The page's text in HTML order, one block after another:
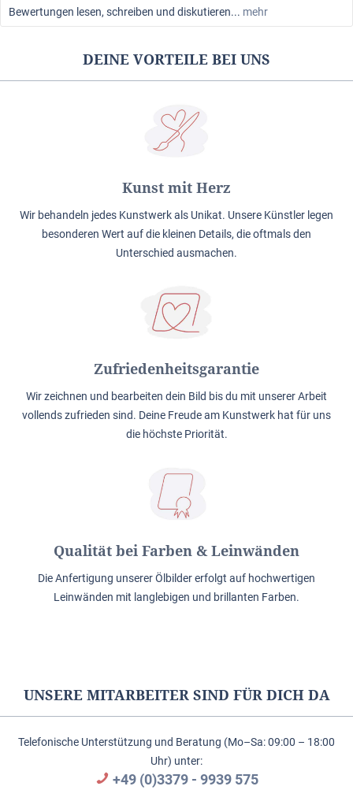
Bewertungen lesen, schreiben und diskutieren... mehr
DEINE VORTEILE BEI UNS
Kunst mit Herz
Wir behandeln jedes Kunstwerk als Unikat. Unsere Künstler legen
besonderen Wert auf die kleinen Details, die oftmals den
Unterschied ausmachen.
Zufriedenheitsgarantie
Wir zeichnen und bearbeiten dein Bild bis du mit unserer Arbeit
vollends zufrieden sind. Deine Freude am Kunstwerk hat für uns
die höchste Priorität.
Qualität bei Farben & Leinwänden
Die Anfertigung unserer Ölbilder erfolgt auf hochwertigen
Leinwänden mit langlebigen und brillanten Farben.
UNSERE MITARBEITER SIND FÜR DICH DA
Telefonische Unterstützung und Beratung (Mo–Sa: 09:00 – 18:00
Uhr) unter:
+49 (0)3379 - 9939 575